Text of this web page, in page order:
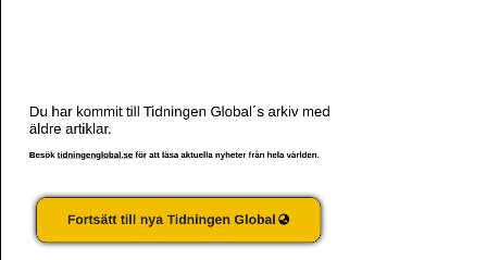
Du har kommit till Tidningen Global´s arkiv med
äldre artiklar.
Besök tidningenglobal.se för att läsa aktuella nyheter från hela världen.
Fortsätt till nya Tidningen Global